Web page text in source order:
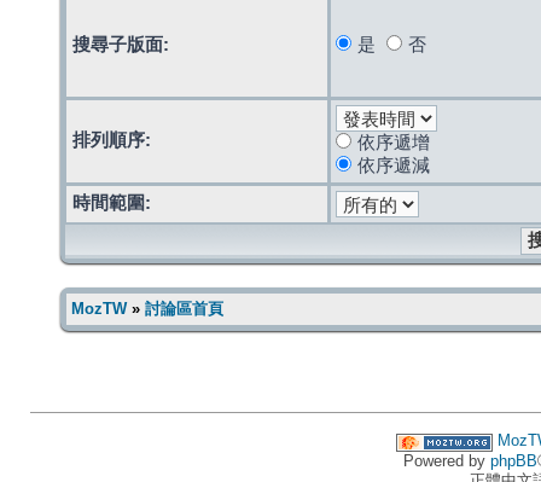
搜尋子版面: 是 否
排列順序:
依序遞增
依序遞減
時間範圍:
MozTW» 討論區首頁
Powered by phpBB